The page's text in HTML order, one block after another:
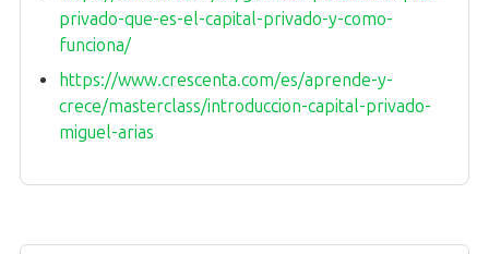
privado-que-es-el-capital-privado-y-como-
funciona/
https://www.crescenta.com/es/aprende-y-
crece/masterclass/introduccion-capital-privado-
miguel-arias